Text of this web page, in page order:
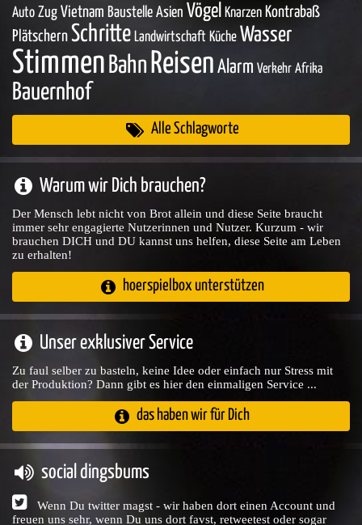
Auto Zug Vietnam Baustelle Asien Vögel Knarzen Kontrabaß
Plätschern Schritte Landwirtschaft Küche Wasser
Stimmen Bahn Reisen Alarm Verkehr Afrika
Bauernhof
Alle Schlagworte
Warum wir Dich brauchen?
Der Mensch lebt nicht von Brot allein und diese Seite braucht
immer sehr engagierte Nutzerinnen und Nutzer. Kurzum - wir
brauchen DICH und DU kannst uns helfen, diese Seite am Leben
zu erhalten!
hoerspielbox unterstützen
Unser exklusiver Service
Zu faul selber zu basteln, keine Idee oder einfach nur Stress mit
der Produktion? Dann gibt es hier den einmaligen Service ...
das haben wir für Dich
social dingsbums
Wenn Du twitter magst - wir haben dort einen Account und
freuen uns sehr, wenn Du uns dort favst, retweetest oder sogar